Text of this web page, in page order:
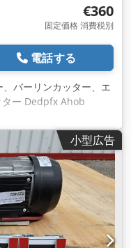
€360
固定価格 消費税別
電話する
バーリンカッター、エ
ター Dedpfx Ahob
材質材質：HSS、SS、
18kg
小型広告